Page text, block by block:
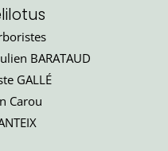
BARATAUD
GALLÉ
Carou